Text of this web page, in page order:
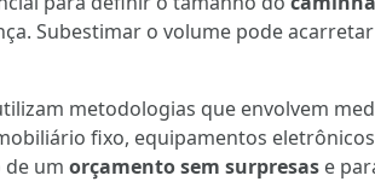
Subestimar o volume pode
metodologias que envolvem
fixo, equipamentos
um orçamento sem surpresas e